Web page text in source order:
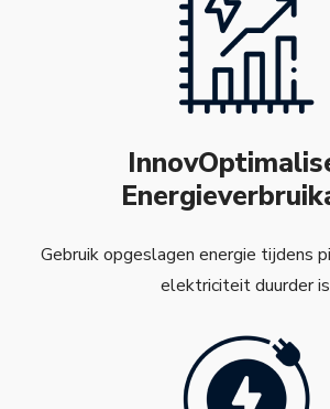
Gebruik opgeslagen energie tijdens
elektriciteit duurder